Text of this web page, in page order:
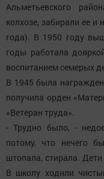
Альметьевского
колхозе, забирали ее
года). В 1950 году
годы работала
воспитанием семерых
В 1945 была
получила орден
«Ветеран труда».
- Трудно было, -
потому, что нечего
штопала, стирала.
В школу ходили